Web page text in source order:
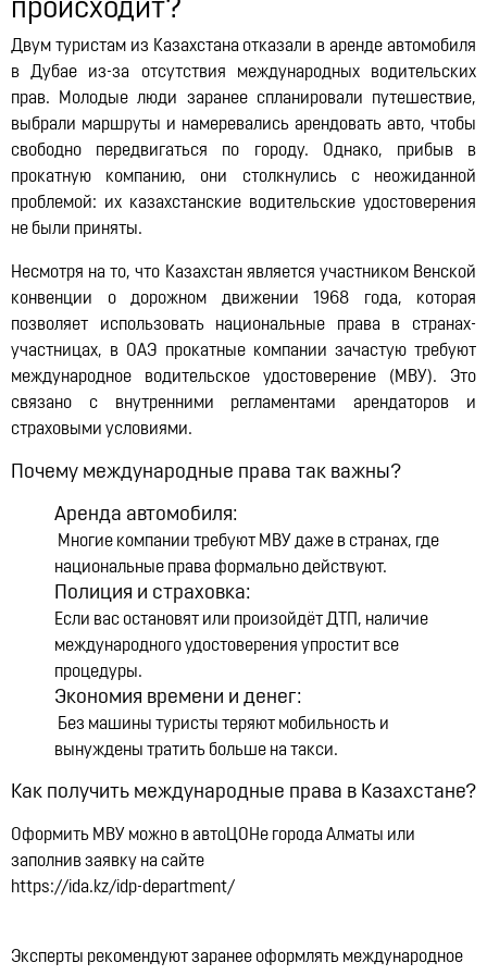
происходит?
Двум туристам из Казахстана отказали в аренде автомобиля
в Дубае из-за отсутствия международных водительских
прав. Молодые люди заранее спланировали путешествие,
выбрали маршруты и намеревались арендовать авто, чтобы
свободно передвигаться по городу. Однако, прибыв в
прокатную компанию, они столкнулись с неожиданной
проблемой: их казахстанские водительские удостоверения
не были приняты.
Несмотря на то, что Казахстан является участником Венской
конвенции о дорожном движении 1968 года, которая
позволяет использовать национальные права в странах-
участницах, в ОАЭ прокатные компании зачастую требуют
международное водительское удостоверение (МВУ). Это
связано с внутренними регламентами арендаторов и
страховыми условиями.
Почему международные права так важны?
Аренда автомобиля:
Многие компании требуют МВУ даже в странах, где
национальные права формально действуют.
Полиция и страховка:
Если вас остановят или произойдёт ДТП, наличие
международного удостоверения упростит все
процедуры.
Экономия времени и денег:
Без машины туристы теряют мобильность и
вынуждены тратить больше на такси.
Как получить международные права в Казахстане?
Оформить МВУ можно в автоЦОНе города Алматы или
заполнив заявку на сайте
https://ida.kz/idp-department/
Эксперты рекомендуют заранее оформлять международное